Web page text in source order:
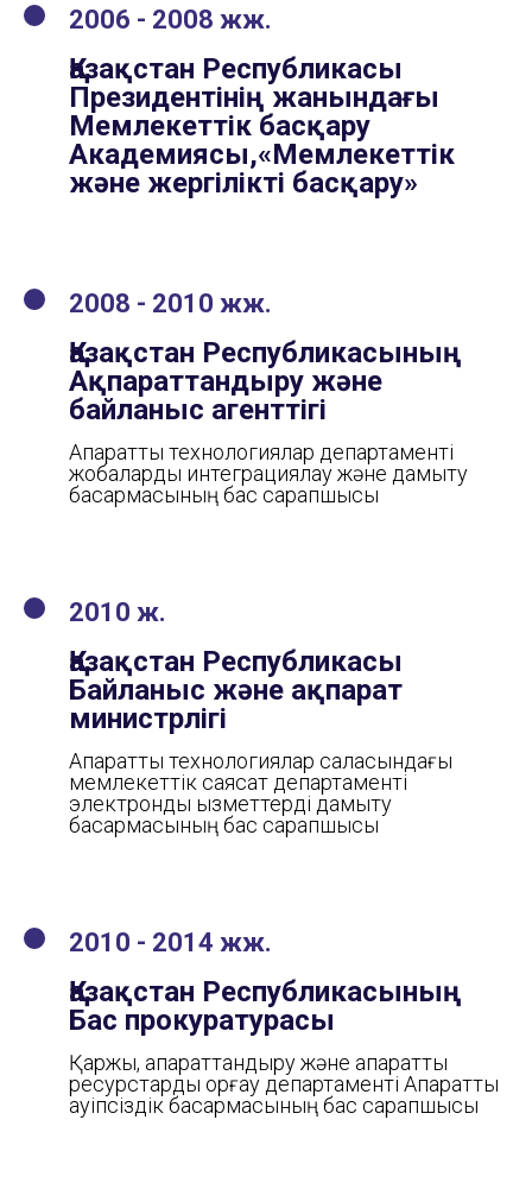
2006 - 2008 жж.
Қазақстан Республикасы
Президентінің жанындағы
Мемлекеттік басқару
Академиясы,«Мемлекеттік
және жергілікті басқару»
2008 - 2010 жж.
Қазақстан Республикасының
Ақпараттандыру және
байланыс агенттігі
Ақпараттық технологиялар департаменті
жобаларды интеграциялау және дамыту
басқармасының бас сарапшысы
2010 ж.
Қазақстан Республикасы
Байланыс және ақпарат
министрлігі
Ақпараттық технологиялар саласындағы
мемлекеттік саясат департаменті
электрондық қызметтерді дамыту
басқармасының бас сарапшысы
2010 - 2014 жж.
Қазақстан Республикасының
Бас прокуратурасы
Қаржы, ақпараттандыру және ақпараттық
ресурстарды қорғау департаменті Ақпараттық
қауіпсіздік басқармасының бас сарапшысы